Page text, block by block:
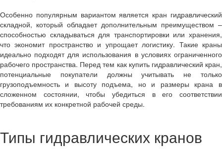
Особенно популярным вариантом является кран гидравлический
складной, который обладает дополнительным преимуществом –
способностью складываться для транспортировки или хранения,
что экономит пространство и упрощает логистику. Такие краны
идеально подходят для использования в условиях ограниченного
рабочего пространства. Перед тем как купить гидравлический кран,
потенциальные покупатели должны учитывать не только
грузоподъемность и высоту подъема, но и размеры крана в
сложенном состоянии, чтобы убедиться в его соответствии
требованиям их конкретной рабочей среды.
Типы гидравлических кранов